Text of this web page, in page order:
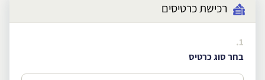
רכישת כרטיסים
1.
בחר סוג כרטיס